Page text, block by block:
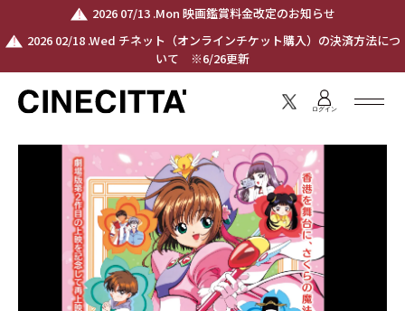
2026 07/13 .Mon 映画鑑賞料金改定のお知らせ
2026 02/18 .Wed チネット（オンラインチケット購入）の決済方法につ
いて ※6/26更新
ログイン